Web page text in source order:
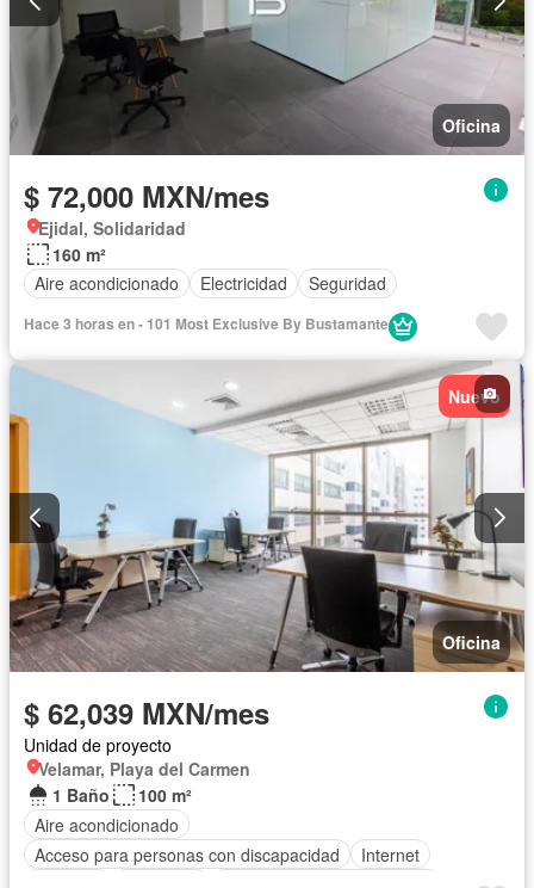
Oficina
$ 72,000 MXN/mes
Ejidal, Solidaridad
160 m²
Aire acondicionado
Electricidad Seguridad
Hace 3 horas en - 101 Most Exclusive By Bustamante
Nuevo
Oficina
$ 62,039 MXN/mes
Unidad de proyecto
Velamar, Playa del Carmen
1 Baño
100 m²
Aire acondicionado
Acceso para personas con discapacidad
Internet